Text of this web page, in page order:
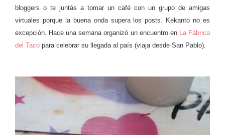
bloggers o te juntás a tomar un café con un grupo de amigas
virtuales porque la buena onda supera los posts. Kekanto no es
excepción. Hace una semana organizó un encuentro en La Fábrica
del Taco para celebrar su llegada al país (viaja desde San Pablo).